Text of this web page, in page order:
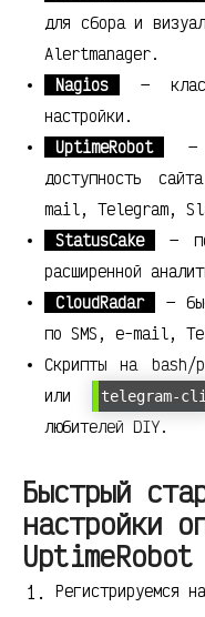
для сбора и
Alertmanager.
Nagios
—
настройки.
UptimeRobot
—
доступность
mail, Telegram,
StatusCake
—
расширенной
CloudRadar
—
по SMS, e-mail,
Скрипты на bash/
или telegram-cli
любителей DIY.
Быстрый
настройки
UptimeRobot
Регистрируемся на